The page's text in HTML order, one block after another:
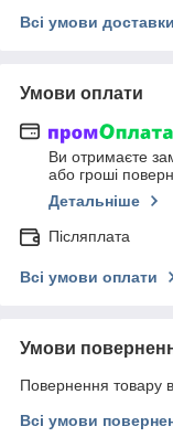
Всі умови доставки
Умови оплати
Ви отримаєте
або гроші
Детальніше
Післяплата
Всі умови оплати
Умови
Повернення товару
Всі умови